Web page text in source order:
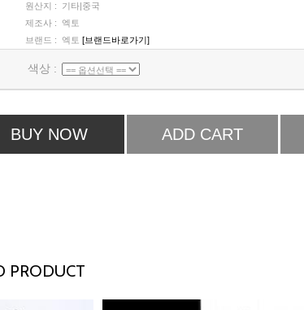
원산지 :
기타|중국
제조사 : 엑토
브랜드 : 엑토 [브랜드바로가기]
색상 :
BUY NOW ADD CART
PRODUCT